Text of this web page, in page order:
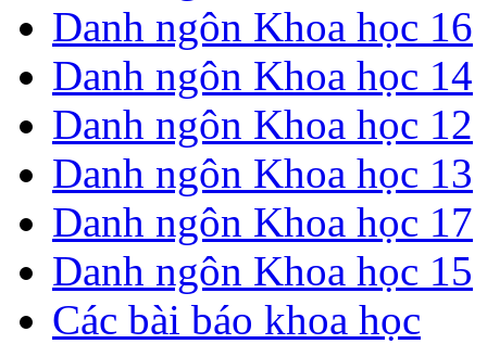
Danh ngôn Khoa học 16
Danh ngôn Khoa học 14
Danh ngôn Khoa học 12
Danh ngôn Khoa học 13
Danh ngôn Khoa học 17
Danh ngôn Khoa học 15
Các bài báo khoa học